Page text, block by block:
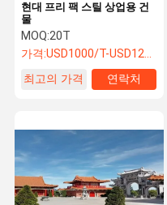
현대 프리 팩 스틸 상업용 건
물
MOQ:20T
가격:USD1000/T-USD1200/T
최고의 가격
연락처